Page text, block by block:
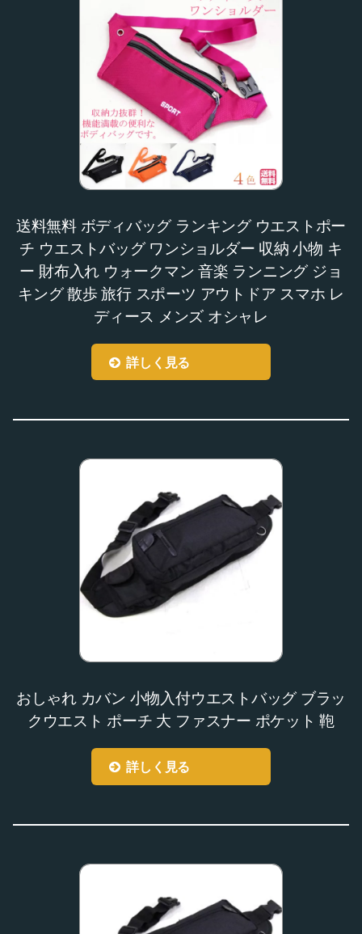
送料無料 ボディバッグ ランキング ウエストポー
チ ウエストバッグ ワンショルダー 収納 小物 キ
ー 財布入れ ウォークマン 音楽 ランニング ジョ
キング 散歩 旅行 スポーツ アウトドア スマホ レ
ディース メンズ オシャレ
詳しく見る
おしゃれ カバン 小物入付ウエストバッグ ブラッ
クウエスト ポーチ 大 ファスナー ポケット 鞄
詳しく見る